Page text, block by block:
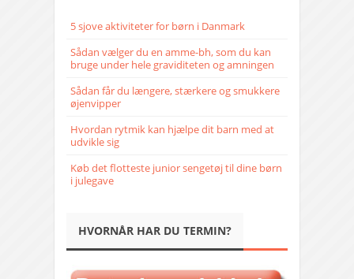
5 sjove aktiviteter for børn i Danmark
Sådan vælger du en amme-bh, som du kan
bruge under hele graviditeten og amningen
Sådan får du længere, stærkere og smukkere
øjenvipper
Hvordan rytmik kan hjælpe dit barn med at
udvikle sig
Køb det flotteste junior sengetøj til dine børn
i julegave
HVORNÅR HAR DU TERMIN?